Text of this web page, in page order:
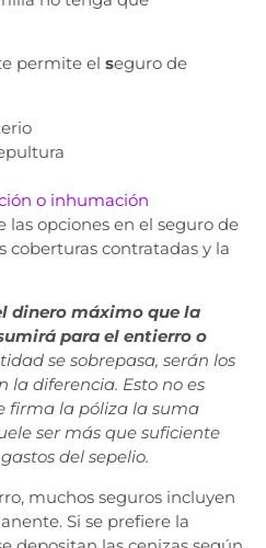
permite el seguro de
o inhumación
las opciones en el seguro de
coberturas contratadas y la
dinero máximo que la
para el entierro o
se sobrepasa, serán los
la diferencia. Esto no es
firma la póliza la suma
ser más que suficiente
del sepelio.
muchos seguros incluyen
Si se prefiere la